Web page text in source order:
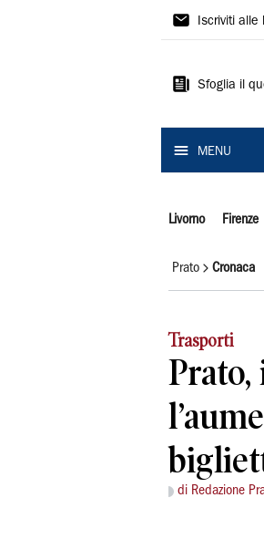
Il
Iscriviti alle
Sfoglia il
MENU
Livorno Firenze
Prato Cronaca
Trasporti
di Redazione